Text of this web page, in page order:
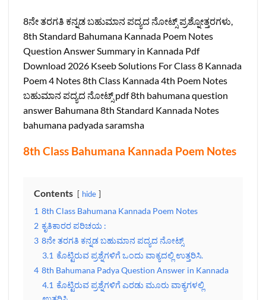
8ನೇ ತರಗತಿ ಕನ್ನಡ ಬಹುಮಾನ ಪದ್ಯದ ನೋಟ್ಸ್‌ ಪ್ರಶ್ನೋತ್ತರಗಳು,
8th Standard Bahumana Kannada Poem Notes
Question Answer Summary in Kannada Pdf
Download 2026 Kseeb Solutions For Class 8 Kannada
Poem 4 Notes 8th Class Kannada 4th Poem Notes
ಬಹುಮಾನ ಪದ್ಯದ ನೋಟ್ಸ್ pdf 8th bahumana question
answer Bahumana 8th Standard Kannada Notes
bahumana padyada saramsha
8th Class Bahumana Kannada Poem Notes
Contents hide
1 8th Class Bahumana Kannada Poem Notes
2 ಕೃತಿಕಾರರ ಪರಿಚಯ :
3 8ನೇ ತರಗತಿ ಕನ್ನಡ ಬಹುಮಾನ ಪದ್ಯದ ನೋಟ್ಸ್‌
3.1 ಕೊಟ್ಟಿರುವ ಪ್ರಶ್ನೆಗಳಿಗೆ ಒಂದು ವಾಕ್ಯದಲ್ಲಿ ಉತ್ತರಿಸಿ.
4 8th Bahumana Padya Question Answer in Kannada
4.1 ಕೊಟ್ಟಿರುವ ಪ್ರಶ್ನೆಗಳಿಗೆ ಎರಡು ಮೂರು ವಾಕ್ಯಗಳಲ್ಲಿ